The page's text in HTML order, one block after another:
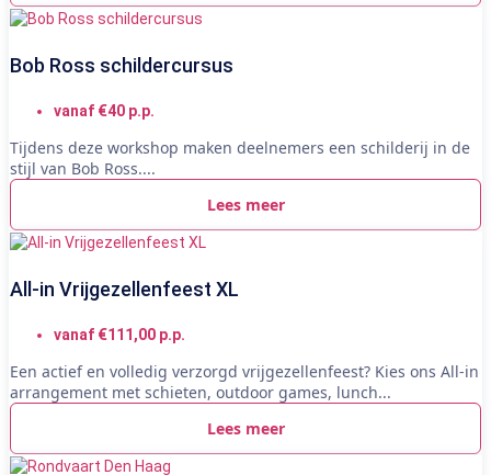
Bob Ross schildercursus
vanaf €40 p.p.
Tijdens deze workshop maken deelnemers een schilderij in de
stijl van Bob Ross....
Lees meer
All-in Vrijgezellenfeest XL
vanaf €111,00 p.p.
Een actief en volledig verzorgd vrijgezellenfeest? Kies ons All-in
arrangement met schieten, outdoor games, lunch...
Lees meer